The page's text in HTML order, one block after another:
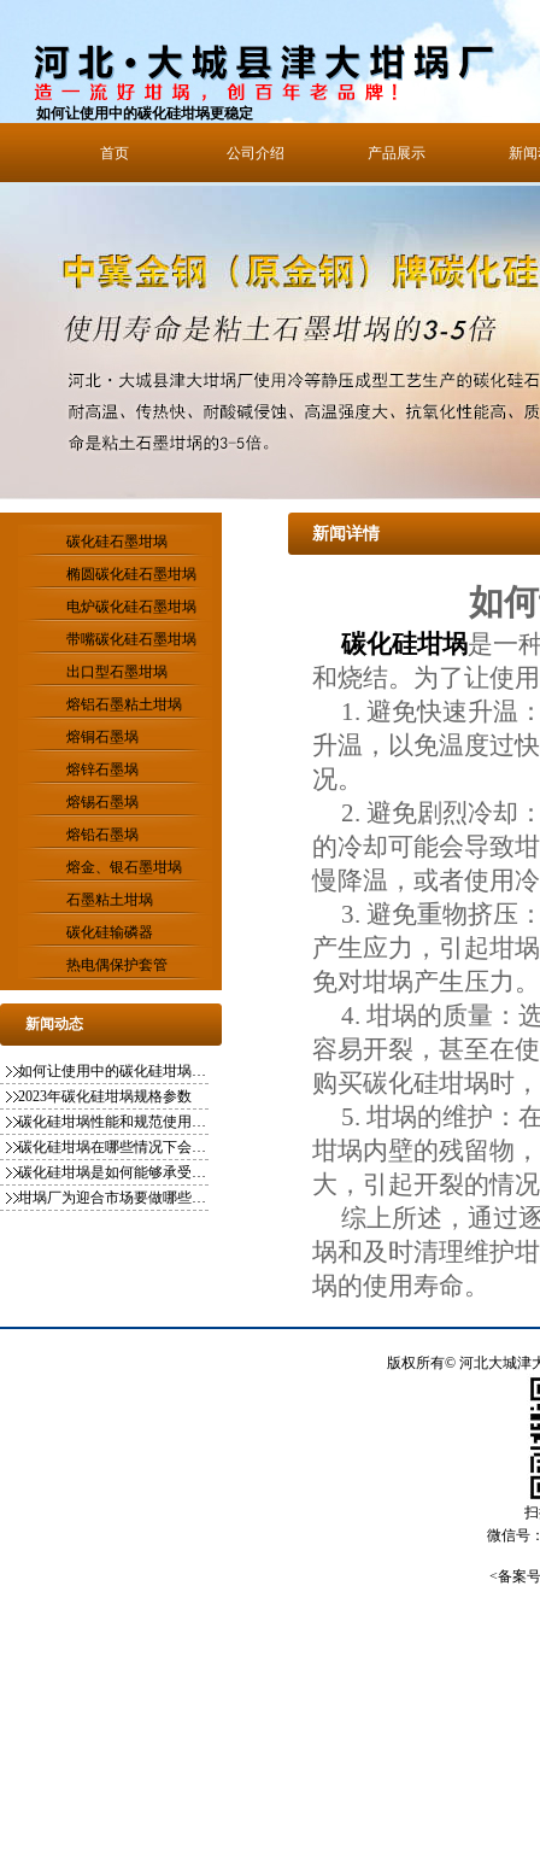
如何让使用中的碳化硅坩埚更稳定
首页 公司介绍 产品展示 新
碳化硅石墨坩埚
椭圆碳化硅石墨坩埚
电炉碳化硅石墨坩埚
带嘴碳化硅石墨坩埚
出口型石墨坩埚
熔铝石墨粘土坩埚
熔铜石墨埚
熔锌石墨埚
熔锡石墨埚
熔铅石墨埚
熔金、银石墨坩埚
石墨粘土坩埚
碳化硅输磷器
热电偶保护套管
新闻动态
如何让使用中的碳化硅坩埚更稳定
2023年碳化硅坩埚规格参数
碳化硅坩埚性能和规范使用方式你知
碳化硅坩埚在哪些情况下会影响使用
碳化硅坩埚是如何能够承受一千多度
坩埚厂为迎合市场要做哪些变化
新闻详情
如
碳化硅坩埚是一
和烧结。为了让使
1. 避免快速升温
升温，以免温度过
况。
2. 避免剧烈冷却
的冷却可能会导致
慢降温，或者使用
3. 避免重物挤压
产生应力，引起坩
免对坩埚产生压力。
4. 坩埚的质量：
容易开裂，甚至在
购买碳化硅坩埚时
5. 坩埚的维护：
坩埚内壁的残留物
大，引起开裂的情
综上所述，通过
埚和及时清理维护
埚的使用寿命。
版权所有© 河北大城津
微信号
<备案